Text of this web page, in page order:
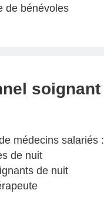
de bénévoles
soignant
médecins salariés :
de nuit
de nuit